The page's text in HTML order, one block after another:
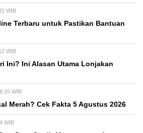
WIB
Terbaru untuk Pastikan Bantuan
WIB
Ini? Ini Alasan Utama Lonjakan
WIB
Merah? Cek Fakta 5 Agustus 2026
WIB